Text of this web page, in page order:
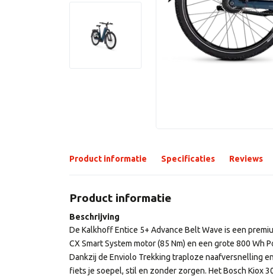
Product informatie Specificaties Reviews
Product informatie
Beschrijving
De Kalkhoff Entice 5+ Advance Belt Wave is een
CX Smart System motor (85 Nm) en een grote 800
Dankzij de Enviolo Trekking traploze naafversnelling
fiets je soepel, stil en zonder zorgen. Het Bosch Kiox